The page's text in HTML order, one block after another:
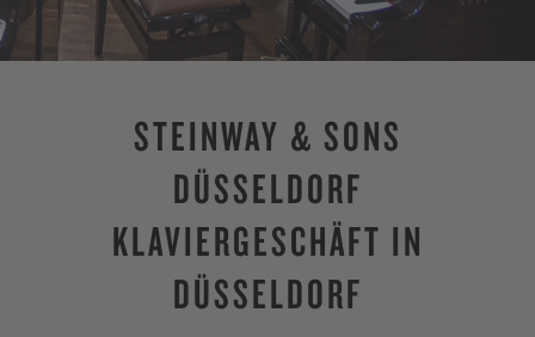
STEINWAY & SONS
DÜSSELDORF
KLAVIERGESCHÄFT IN
DÜSSELDORF